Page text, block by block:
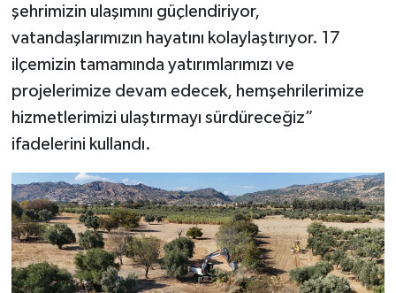
şehrimizin ulaşımını güçlendiriyor,
vatandaşlarımızın hayatını kolaylaştırıyor. 17
ilçemizin tamamında yatırımlarımızı ve
projelerimize devam edecek, hemşehrilerimize
hizmetlerimizi ulaştırmayı sürdüreceğiz”
ifadelerini kullandı.